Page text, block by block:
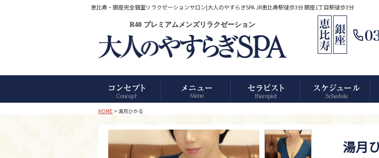
恵比寿・銀座完全個室リラクゼーションサロン|大人のやすらぎSPA JR恵比寿駅徒歩3分 銀座1丁目駅徒歩3分
R40 プレミアムメンズリラクゼーション
HOME > 湯月ひかる
湯月